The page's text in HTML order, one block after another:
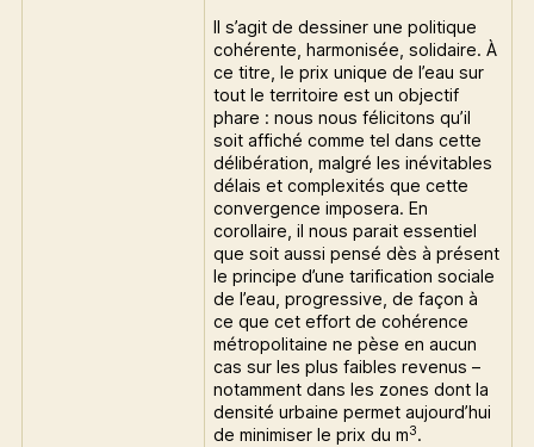
Il s’agit de dessiner une politique
cohérente, harmonisée, solidaire. À
ce titre, le prix unique de l’eau sur
tout le territoire est un objectif
phare : nous nous félicitons qu’il
soit affiché comme tel dans cette
délibération, malgré les inévitables
délais et complexités que cette
convergence imposera. En
corollaire, il nous parait essentiel
que soit aussi pensé dès à présent
le principe d’une tarification sociale
de l’eau, progressive, de façon à
ce que cet effort de cohérence
métropolitaine ne pèse en aucun
cas sur les plus faibles revenus –
notamment dans les zones dont la
densité urbaine permet aujourd’hui
de minimiser le prix du m3.